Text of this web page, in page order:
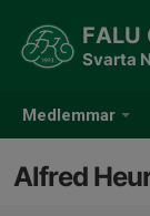
Medlemmar
FALU
Svarta
Alfred